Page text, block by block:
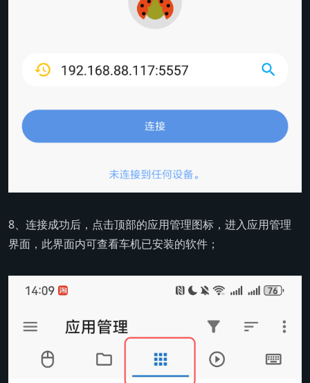
8、连接成功后，点击顶部的应用管理图标，进入应用管理
界面，此界面内可查看车机已安装的软件；